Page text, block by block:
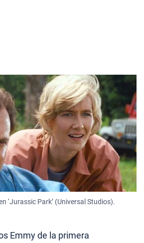
‘Jurassic Park’ (Universal Studios).
Emmy de la primera